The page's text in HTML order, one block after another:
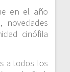
en el año
novedades
cinófila
a todos los